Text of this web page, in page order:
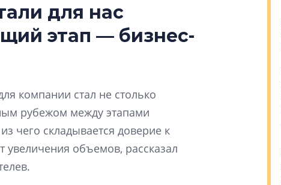
для нас
этап — бизнес-
компании стал не столько
рубежом между этапами
чего складывается доверие к
объемов, рассказал
перемен в ЖК может быть
электромобиль
Карина Шальнова: «Будущее за
«гибридом» — как меняется
рынок апарт-отелей»